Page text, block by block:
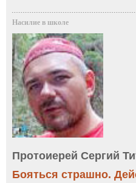
Насилие в школе
Протоиерей Сергий
Бояться страшно.